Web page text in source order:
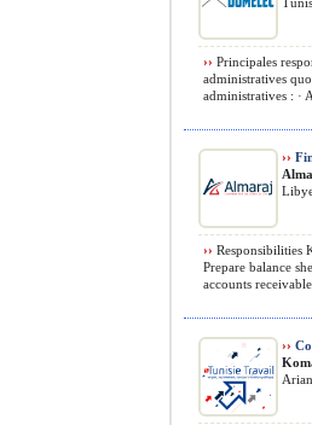
›› Principales
administratives
administratives : ·
››
›› Responsibilities
Prepare balance
accounts
››